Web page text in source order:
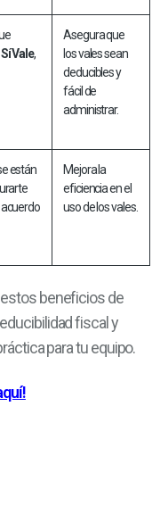
Vale,
Asegura que
los vales sean
deducibles y
fácil de
administrar.
están
Mejora la
eficiencia en el
uso de los vales.
beneficios de
fiscal y
para tu equipo.